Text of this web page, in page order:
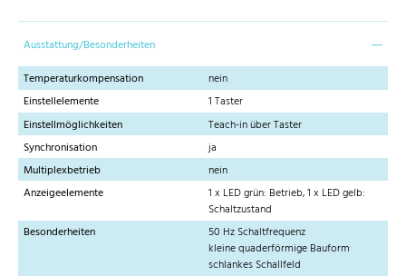
Ausstattung/Besonderheiten
Temperaturkompensation
nein
Einstellelemente
1 Taster
Einstellmöglichkeiten
Teach-in über Taster
Synchronisation
ja
Multiplexbetrieb
nein
Anzeigeelemente
1 x LED grün: Betrieb, 1 x LED gelb:
Schaltzustand
Besonderheiten
50 Hz Schaltfrequenz
kleine quaderförmige Bauform
schlankes Schallfeld